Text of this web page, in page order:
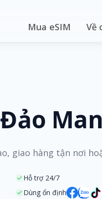
Mua eSIM Về
Man
giao hàng tận nơi
Hỗ trợ 24/7
Dùng ổn định